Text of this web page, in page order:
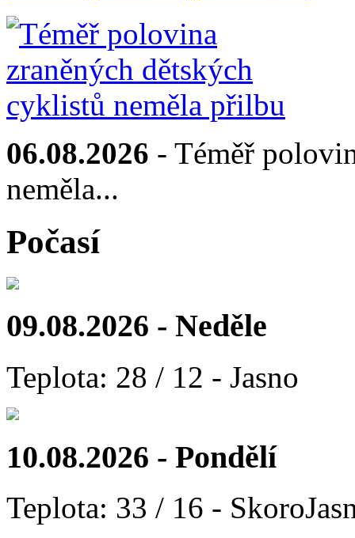
06.08.2026 - Téměř
neměla...
Počasí
09.08.2026 - Neděle
Teplota: 28 / 12 - Jasno
10.08.2026 - Pondělí
Teplota: 33 / 16 -